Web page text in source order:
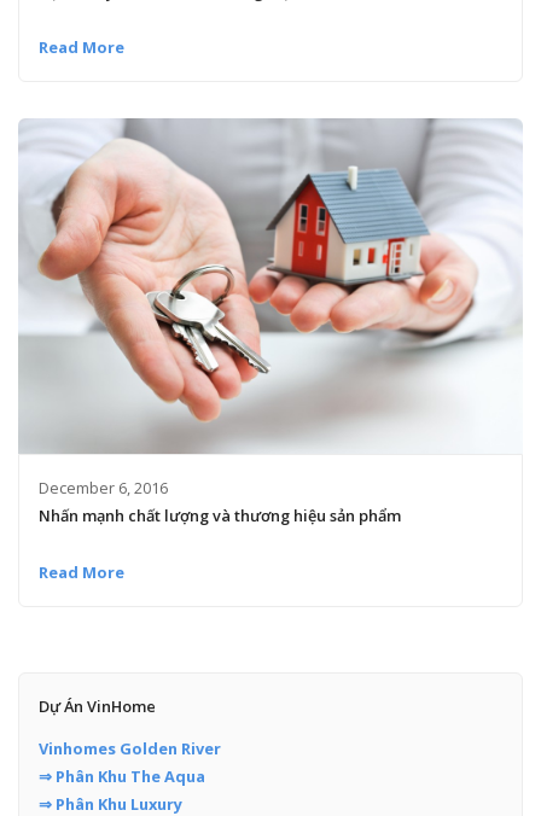
Read More
December 6, 2016
Nhấn mạnh chất lượng và thương hiệu sản phẩm
Read More
Dự Án VinHome
Vinhomes Golden River
⇒ Phân Khu The Aqua
⇒ Phân Khu Luxury